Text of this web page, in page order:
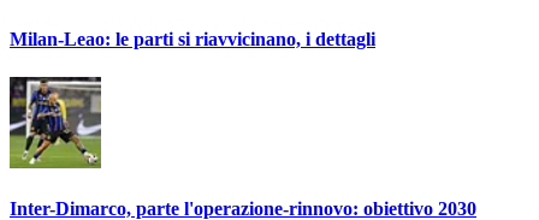
Milan-Leao: le parti si riavvicinano, i dettagli
Inter-Dimarco, parte l'operazione-rinnovo: obiettivo 2030